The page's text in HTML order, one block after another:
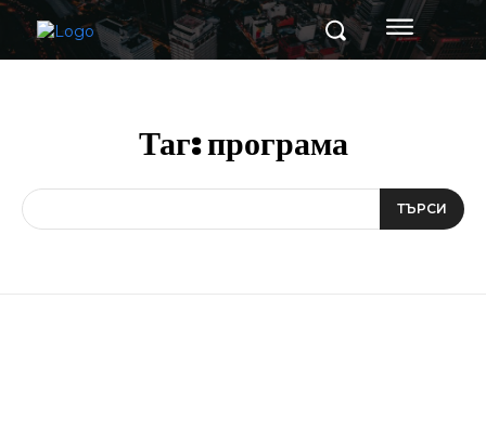
Таг:програма
ТЪРСИ